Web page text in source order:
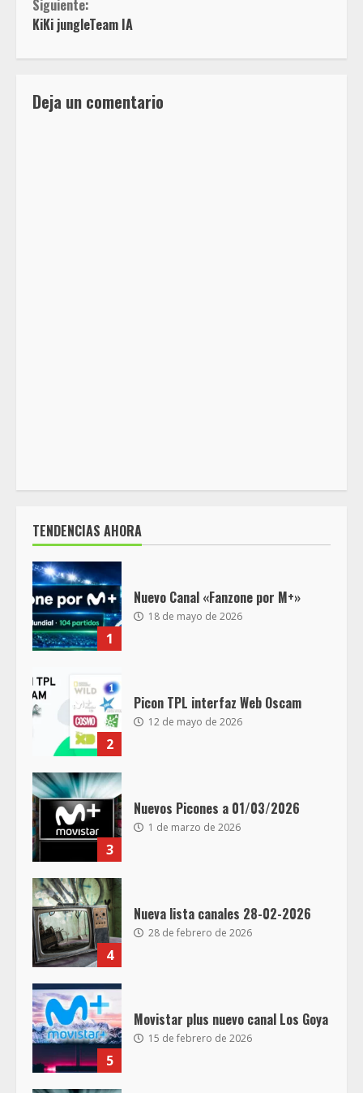
Siguiente:
KiKi jungleTeam IA
Deja un comentario
TENDENCIAS AHORA
1
Nuevo Canal «Fanzone por M+»
18 de mayo de 2026
2
Picon TPL interfaz Web Oscam
12 de mayo de 2026
3
Nuevos Picones a 01/03/2026
1 de marzo de 2026
4
Nueva lista canales 28-02-2026
28 de febrero de 2026
5
Movistar plus nuevo canal Los Goya
15 de febrero de 2026